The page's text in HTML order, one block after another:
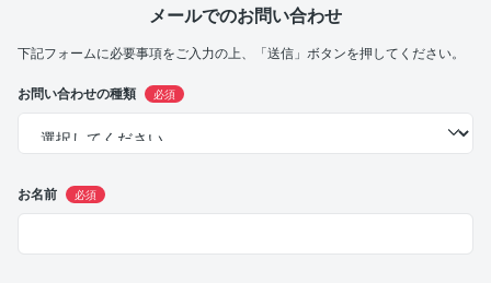
メールでのお問い合わせ
下記フォームに必要事項をご入力の上、「送信」ボタンを押してください。
お問い合わせの種類 必須
お名前 必須